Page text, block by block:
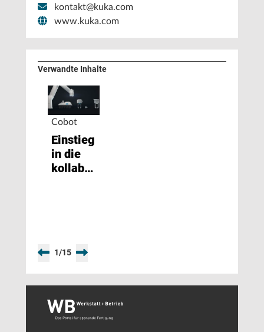
kontakt@kuka.com
www.kuka.com
Verwandte Inhalte
Cobot
Einstieg
in die
kollaborative
1/15